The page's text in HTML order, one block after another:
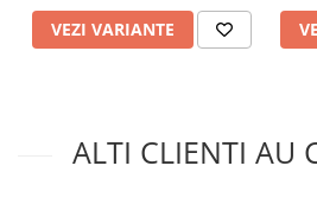
VEZI VARIANTE
ALTI CLIENTI AU